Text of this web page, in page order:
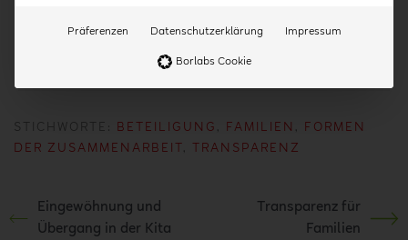
STICHWORTE: BETEILIGUNG , FAMILIEN , FORMEN
DER ZUSAMMENARBEIT , TRANSPARENZ
Eingewöhnung und
Übergang in der Kita
Transparenz für
Familien
Präferenzen Datenschutzerklärung Impressum
Borlabs Cookie